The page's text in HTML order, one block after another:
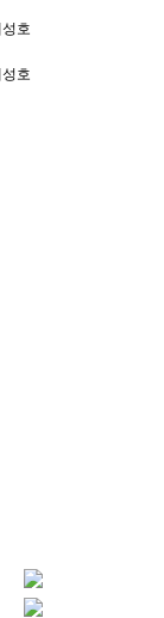
호
호